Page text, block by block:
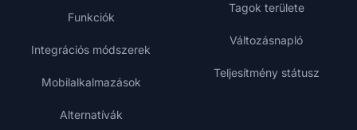
Funkciók
Integrációs módszerek
Mobilalkalmazások
Alternatívák
Tagok területe
Változásnapló
Teljesítmény státusz